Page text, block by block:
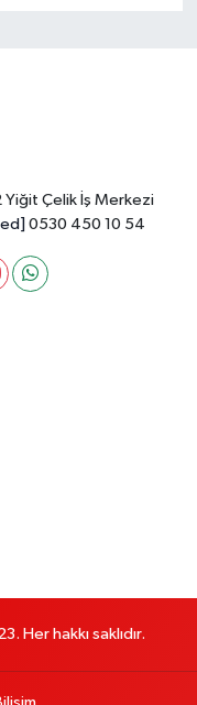
Yiğit Çelik İş Merkezi
0530 450 10 54
Her hakkı saklıdır.